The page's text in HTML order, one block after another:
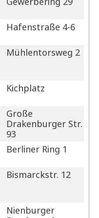
Hafenstraße 4-6
Mühlentorsweg 2
Kichplatz
Große
Drakenburger Str.
93
Berliner Ring 1
Bismarckstr. 12
Nienburger